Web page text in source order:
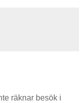
räknar besök i